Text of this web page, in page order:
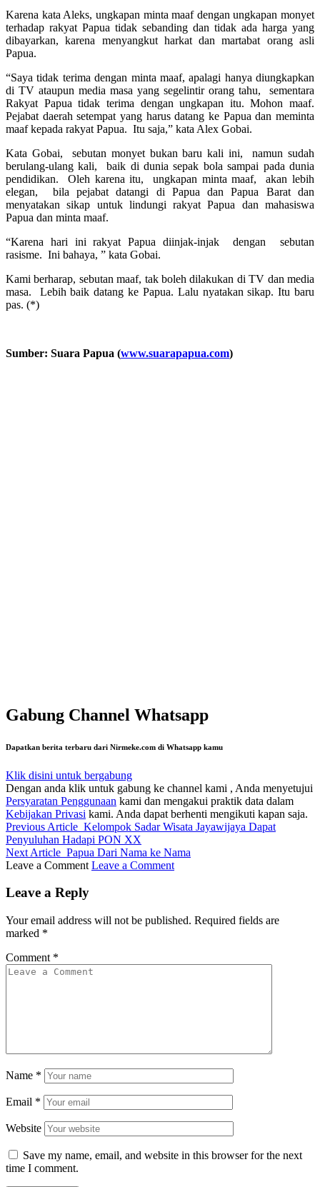
Karena kata Aleks, ungkapan minta maaf dengan ungkapan monyet
terhadap rakyat Papua tidak sebanding dan tidak ada harga yang
dibayarkan, karena menyangkut harkat dan martabat orang asli
Papua.
“Saya tidak terima dengan minta maaf, apalagi hanya diungkapkan
di TV ataupun media masa yang segelintir orang tahu, sementara
Rakyat Papua tidak terima dengan ungkapan itu. Mohon maaf.
Pejabat daerah setempat yang harus datang ke Papua dan meminta
maaf kepada rakyat Papua. Itu saja,” kata Alex Gobai.
Kata Gobai, sebutan monyet bukan baru kali ini, namun sudah
berulang-ulang kali, baik di dunia sepak bola sampai pada dunia
pendidikan. Oleh karena itu, ungkapan minta maaf, akan lebih
elegan, bila pejabat datangi di Papua dan Papua Barat dan
menyatakan sikap untuk lindungi rakyat Papua dan mahasiswa
Papua dan minta maaf.
“Karena hari ini rakyat Papua diinjak-injak dengan sebutan
rasisme. Ini bahaya, ” kata Gobai.
Kami berharap, sebutan maaf, tak boleh dilakukan di TV dan media
masa. Lebih baik datang ke Papua. Lalu nyatakan sikap. Itu baru
pas. (*)
Sumber: Suara Papua (www.suarapapua.com)
Gabung Channel Whatsapp
Dapatkan berita terbaru dari Nirmeke.com di Whatsapp kamu
Klik disini untuk bergabung
Dengan anda klik untuk gabung ke channel kami , Anda menyetujui
Persyaratan Penggunaan kami dan mengakui praktik data dalam
Kebijakan Privasi kami. Anda dapat berhenti mengikuti kapan saja.
Previous Article Kelompok Sadar Wisata Jayawijaya Dapat
Penyuluhan Hadapi PON XX
Next Article Papua Dari Nama ke Nama
Leave a Comment Leave a Comment
Leave a Reply
Your email address will not be published. Required fields are
marked *
Comment *
Name *
Email *
Website
Save my name, email, and website in this browser for the next
time I comment.